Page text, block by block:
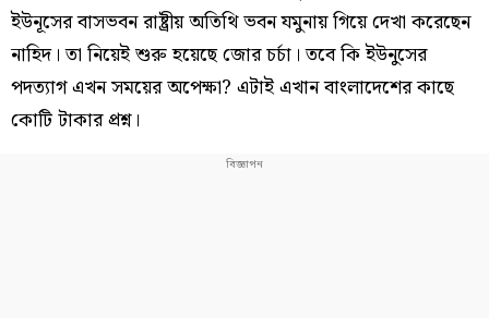
ইউনূসের বাসভবন রাষ্ট্রীয় অতিথি ভবন যমুনায় গিয়ে দেখা করেছেন
নাহিদ। তা নিয়েই শুরু হয়েছে জোর চর্চা। তবে কি ইউনুসের
পদত্যাগ এখন সময়ের অপেক্ষা? এটাই এখান বাংলাদেশের কাছে
কোটি টাকার প্রশ্ন।